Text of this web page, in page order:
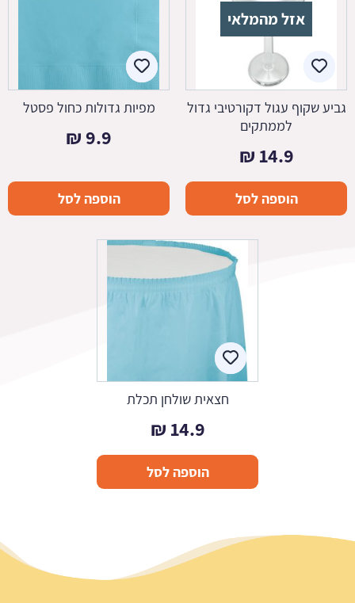
אזל מהמלאי
גביע שקוף עגול דקורטיבי גדול
לממתקים
14.9
₪
הוספה לסל
מפיות גדולות כחול פסטל
9.9
₪
הוספה לסל
חצאית שולחן תכלת
14.9
₪
הוספה לסל